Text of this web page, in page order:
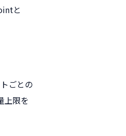
と
ごとの
上限を